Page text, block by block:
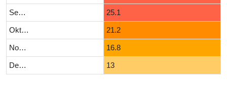
September 25.1
Oktober 21.2
November 16.8
Dezember 13